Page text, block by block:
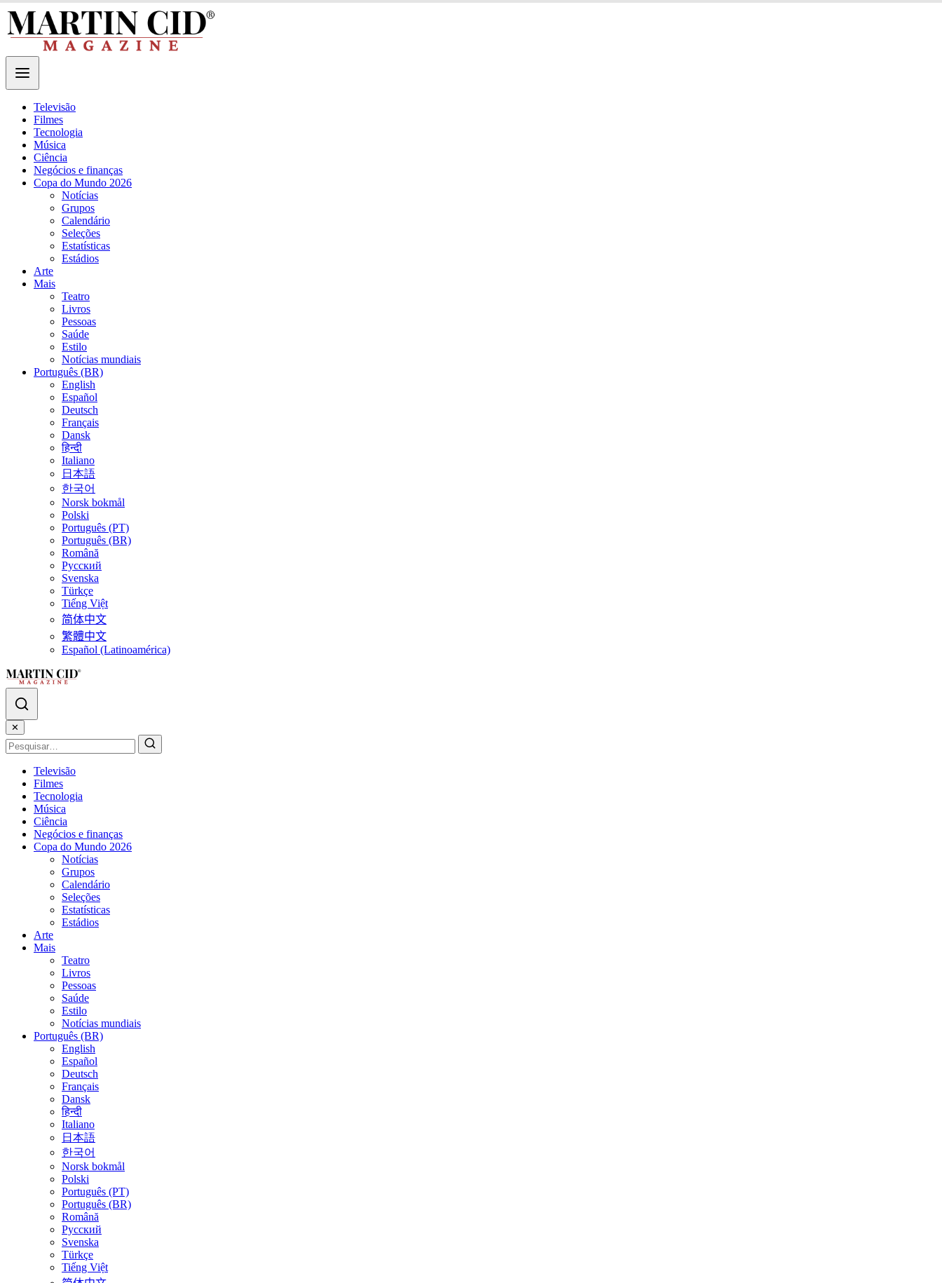
Televisão
Filmes
Tecnologia
Música
Ciência
Negócios e finanças
Copa do Mundo 2026
Notícias
Grupos
Calendário
Seleções
Estatísticas
Estádios
Arte
Mais
Teatro
Livros
Pessoas
Saúde
Estilo
Notícias mundiais
Português (BR)
English
Español
Deutsch
Français
Dansk
हिन्दी
Italiano
日本語
한국어
Norsk bokmål
Polski
Português (PT)
Português (BR)
Română
Русский
Svenska
Türkçe
Tiếng Việt
简体中文
繁體中文
Español (Latinoamérica)
✕
Televisão
Filmes
Tecnologia
Música
Ciência
Negócios e finanças
Copa do Mundo 2026
Notícias
Grupos
Calendário
Seleções
Estatísticas
Estádios
Arte
Mais
Teatro
Livros
Pessoas
Saúde
Estilo
Notícias mundiais
Português (BR)
English
Español
Deutsch
Français
Dansk
हिन्दी
Italiano
日本語
한국어
Norsk bokmål
Polski
Português (PT)
Português (BR)
Română
Русский
Svenska
Türkçe
Tiếng Việt